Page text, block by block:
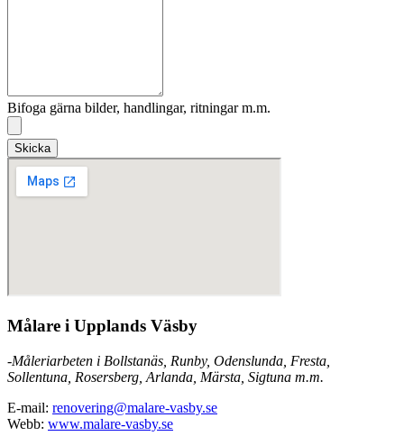
Bifoga gärna bilder, handlingar, ritningar m.m.
Skicka
Målare i Upplands Väsby
-Måleriarbeten i Bollstanäs, Runby, Odenslunda, Fresta,
Sollentuna, Rosersberg, Arlanda, Märsta, Sigtuna m.m.
E-mail: renovering@malare-vasby.se
Webb: www.malare-vasby.se